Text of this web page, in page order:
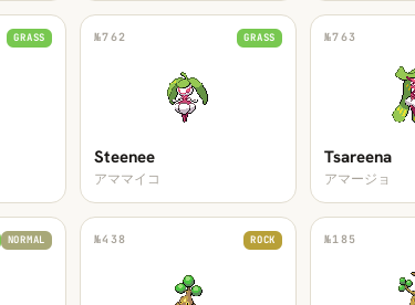
GRASS №762 GRASS
Steenee
アママイコ
№763
Tsareena
アマージョ
NORMAL №438 ROCK №185